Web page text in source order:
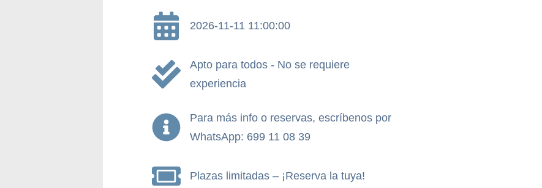
2026-11-11 11:00:00
Apto para todos - No se requiere
experiencia
Para más info o reservas, escríbenos por
WhatsApp: 699 11 08 39
Plazas limitadas – ¡Reserva la tuya!